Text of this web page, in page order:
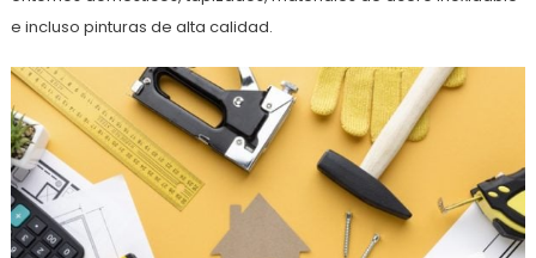
e incluso pinturas de alta calidad.